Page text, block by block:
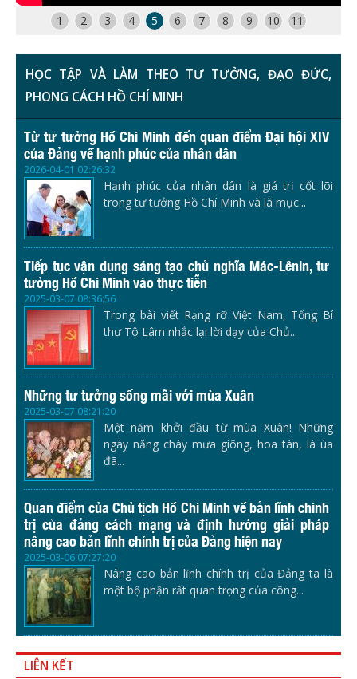
1 2 3 4 5 6 7 8 9 10 11
HỌC TẬP VÀ LÀM THEO TƯ TƯỞNG, ĐẠO ĐỨC,
PHONG CÁCH HỒ CHÍ MINH
Từ tư tưởng Hồ Chí Minh đến quan điểm Đại hội XIV
của Đảng về hạnh phúc của nhân dân
2026-04-01 02:26:32
Hạnh phúc của nhân dân là giá trị cốt lõi
trong tư tưởng Hồ Chí Minh và là mục...
Tiếp tục vận dụng sáng tạo chủ nghĩa Mác-Lênin, tư
tưởng Hồ Chí Minh vào thực tiễn
2025-03-07 08:36:56
Trong bài viết Rạng rỡ Việt Nam, Tổng Bí
thư Tô Lâm nhắc lại lời dạy của Chủ...
Những tư tưởng sống mãi với mùa Xuân
2025-03-07 08:21:20
Một năm khởi đầu từ mùa Xuân! Những
ngày nắng cháy mưa giông, hoa tàn, lá úa
đã...
Quan điểm của Chủ tịch Hồ Chí Minh về bản lĩnh chính
trị của đảng cách mạng và định hướng giải pháp
nâng cao bản lĩnh chính trị của Đảng hiện nay
2025-03-06 07:27:20
Nâng cao bản lĩnh chính trị của Đảng ta là
một bộ phận rất quan trọng của công...
LIÊN KẾT